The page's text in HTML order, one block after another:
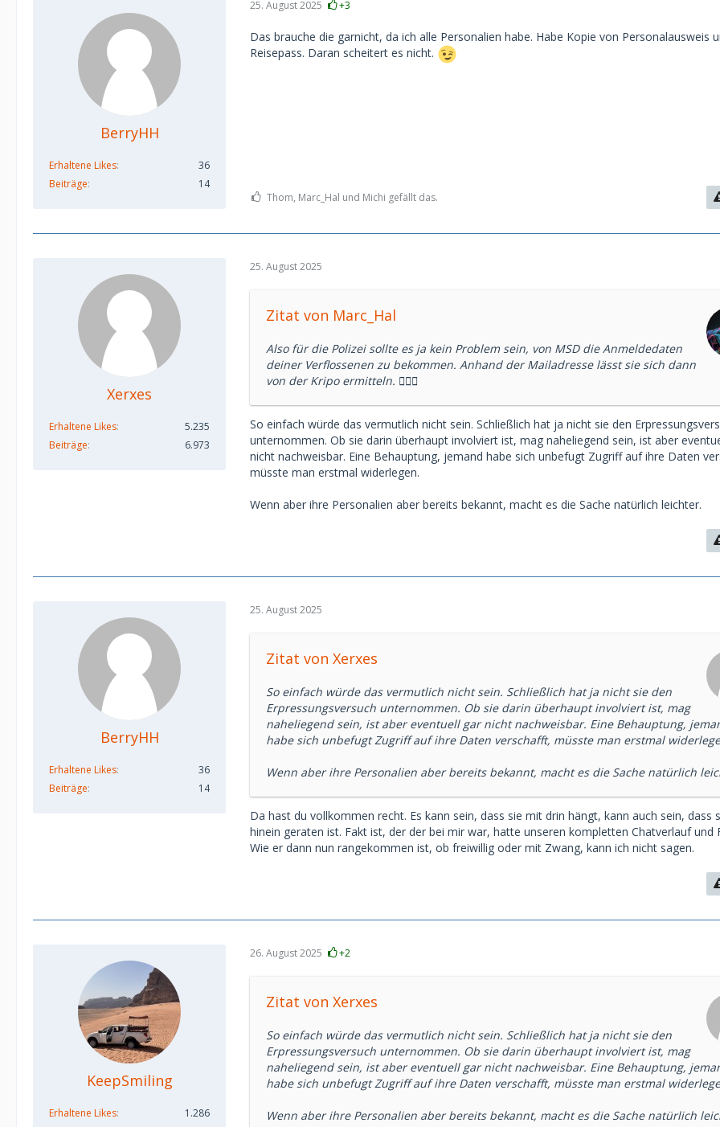
BerryHH
Erhaltene Likes
36
Beiträge
14
25. August 2025 +3
Das brauche die garnicht, da ich alle Personalien habe. Habe Kopie von Personalausweis
Reisepass. Daran scheitert es nicht.
Thom, Marc_Hal und Michi gefällt das.
Xerxes
Erhaltene Likes
5.235
Beiträge
6.973
25. August 2025
Zitat von Marc_Hal
Also für die Polizei sollte es ja kein Problem sein, von MSD die Anmeldedaten
deiner Verflossenen zu bekommen. Anhand der Mailadresse lässt sie sich dann
von der Kripo ermitteln. 🤷🏼‍♂️
So einfach würde das vermutlich nicht sein. Schließlich hat ja nicht sie den
unternommen. Ob sie darin überhaupt involviert ist, mag naheliegend sein, ist aber
nicht nachweisbar. Eine Behauptung, jemand habe sich unbefugt Zugriff auf ihre Daten
müsste man erstmal widerlegen.
Wenn aber ihre Personalien aber bereits bekannt, macht es die Sache natürlich leichter.
BerryHH
Erhaltene Likes
36
Beiträge
14
25. August 2025
Zitat von Xerxes
So einfach würde das vermutlich nicht sein. Schließlich hat ja nicht sie den
Erpressungsversuch unternommen. Ob sie darin überhaupt involviert ist, mag
naheliegend sein, ist aber eventuell gar nicht nachweisbar. Eine Behauptung,
habe sich unbefugt Zugriff auf ihre Daten verschafft, müsste man erstmal
Wenn aber ihre Personalien aber bereits bekannt, macht es die Sache natürlich
Da hast du vollkommen recht. Es kann sein, dass sie mit drin hängt, kann auch sein, dass
hinein geraten ist. Fakt ist, der der bei mir war, hatte unseren kompletten Chatverlauf und
Wie er dann nun rangekommen ist, ob freiwillig oder mit Zwang, kann ich nicht sagen.
KeepSmiling
Erhaltene Likes
1.286
26. August 2025 +2
Zitat von Xerxes
So einfach würde das vermutlich nicht sein. Schließlich hat ja nicht sie den
Erpressungsversuch unternommen. Ob sie darin überhaupt involviert ist, mag
naheliegend sein, ist aber eventuell gar nicht nachweisbar. Eine Behauptung,
habe sich unbefugt Zugriff auf ihre Daten verschafft, müsste man erstmal
Wenn aber ihre Personalien aber bereits bekannt, macht es die Sache natürlich